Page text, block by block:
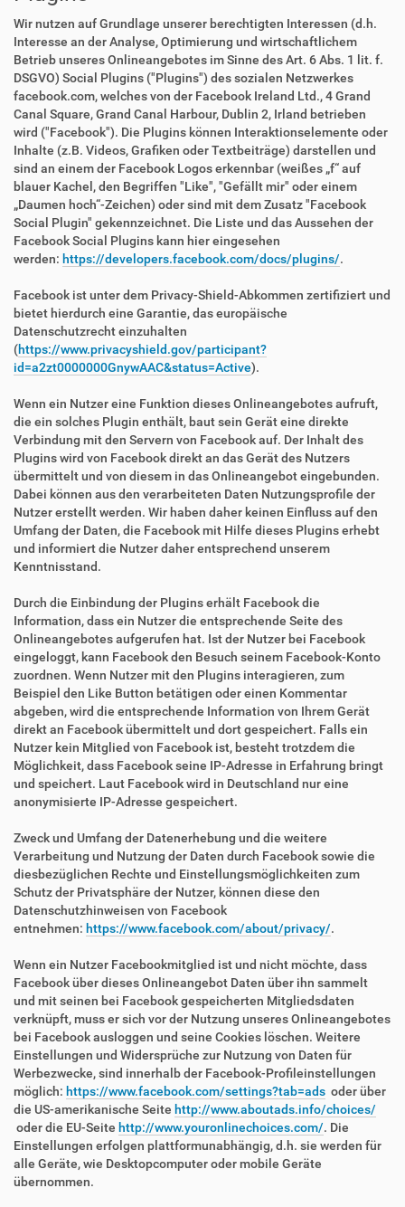
Wir nutzen auf Grundlage unserer berechtigten Interessen (d.h.
Interesse an der Analyse, Optimierung und wirtschaftlichem
Betrieb unseres Onlineangebotes im Sinne des Art. 6 Abs. 1 lit. f.
DSGVO) Social Plugins ("Plugins") des sozialen Netzwerkes
facebook.com, welches von der Facebook Ireland Ltd., 4 Grand
Canal Square, Grand Canal Harbour, Dublin 2, Irland betrieben
wird ("Facebook"). Die Plugins können Interaktionselemente oder
Inhalte (z.B. Videos, Grafiken oder Textbeiträge) darstellen und
sind an einem der Facebook Logos erkennbar (weißes „f“ auf
blauer Kachel, den Begriffen "Like", "Gefällt mir" oder einem
„Daumen hoch“-Zeichen) oder sind mit dem Zusatz "Facebook
Social Plugin" gekennzeichnet. Die Liste und das Aussehen der
Facebook Social Plugins kann hier eingesehen
werden: https://developers.facebook.com/docs/plugins/.
Facebook ist unter dem Privacy-Shield-Abkommen zertifiziert und
bietet hierdurch eine Garantie, das europäische
Datenschutzrecht einzuhalten
(https://www.privacyshield.gov/participant?
id=a2zt0000000GnywAAC&status=Active).
Wenn ein Nutzer eine Funktion dieses Onlineangebotes aufruft,
die ein solches Plugin enthält, baut sein Gerät eine direkte
Verbindung mit den Servern von Facebook auf. Der Inhalt des
Plugins wird von Facebook direkt an das Gerät des Nutzers
übermittelt und von diesem in das Onlineangebot eingebunden.
Dabei können aus den verarbeiteten Daten Nutzungsprofile der
Nutzer erstellt werden. Wir haben daher keinen Einfluss auf den
Umfang der Daten, die Facebook mit Hilfe dieses Plugins erhebt
und informiert die Nutzer daher entsprechend unserem
Kenntnisstand.
Durch die Einbindung der Plugins erhält Facebook die
Information, dass ein Nutzer die entsprechende Seite des
Onlineangebotes aufgerufen hat. Ist der Nutzer bei Facebook
eingeloggt, kann Facebook den Besuch seinem Facebook-Konto
zuordnen. Wenn Nutzer mit den Plugins interagieren, zum
Beispiel den Like Button betätigen oder einen Kommentar
abgeben, wird die entsprechende Information von Ihrem Gerät
direkt an Facebook übermittelt und dort gespeichert. Falls ein
Nutzer kein Mitglied von Facebook ist, besteht trotzdem die
Möglichkeit, dass Facebook seine IP-Adresse in Erfahrung bringt
und speichert. Laut Facebook wird in Deutschland nur eine
anonymisierte IP-Adresse gespeichert.
Zweck und Umfang der Datenerhebung und die weitere
Verarbeitung und Nutzung der Daten durch Facebook sowie die
diesbezüglichen Rechte und Einstellungsmöglichkeiten zum
Schutz der Privatsphäre der Nutzer, können diese den
Datenschutzhinweisen von Facebook
entnehmen: https://www.facebook.com/about/privacy/.
Wenn ein Nutzer Facebookmitglied ist und nicht möchte, dass
Facebook über dieses Onlineangebot Daten über ihn sammelt
und mit seinen bei Facebook gespeicherten Mitgliedsdaten
verknüpft, muss er sich vor der Nutzung unseres Onlineangebotes
bei Facebook ausloggen und seine Cookies löschen. Weitere
Einstellungen und Widersprüche zur Nutzung von Daten für
Werbezwecke, sind innerhalb der Facebook-Profileinstellungen
möglich: https://www.facebook.com/settings?tab=ads oder über
die US-amerikanische Seite http://www.aboutads.info/choices/
oder die EU-Seite http://www.youronlinechoices.com/. Die
Einstellungen erfolgen plattformunabhängig, d.h. sie werden für
alle Geräte, wie Desktopcomputer oder mobile Geräte
übernommen.